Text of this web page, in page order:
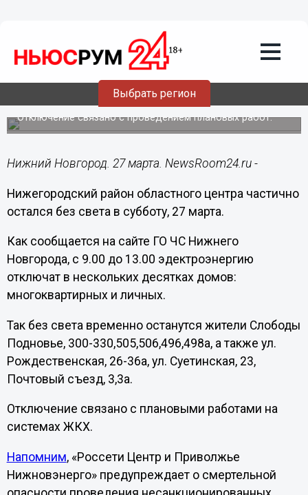
Выбрать регион
27.03.202109:06
Десятки домов остались без света в
Нижегородском районе 27 марта
Отключение связано с проведением плановых работ.
Нижний Новгород. 27 марта. NewsRoom24.ru -
Нижегородский район областного центра частично
остался без света в субботу, 27 марта.
Как сообщается на сайте ГО ЧС Нижнего
Новгорода, с 9.00 до 13.00 эдектроэнергию
отключат в нескольких десятках домов:
многоквартирных и личных.
Так без света временно останутся жители Слободы
Подновье, 300-330,505,506,496,498а, а также ул.
Рождественская, 26-36а, ул. Суетинская, 23,
Почтовый съезд, 3,3а.
Отключение связано с плановыми работами на
системах ЖКХ.
Напомним, «Россети Центр и Приволжье
Нижновэнерго» предупреждает о смертельной